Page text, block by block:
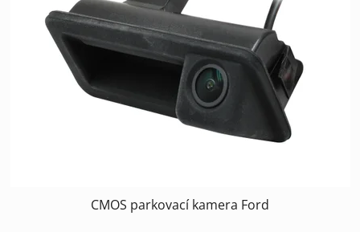
CMOS parkovací kamera Ford